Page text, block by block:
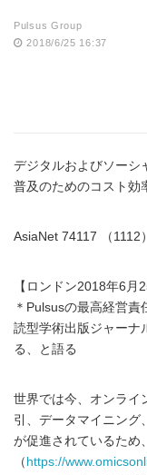
Pulsus Group
2018/6/25 16:37
デジタルおよびソーシ
普及のためのコスト効
AsiaNet 74117 （1112）
【ロンドン2018年6月
＊Pulsusの最高経営
読型学術出版ジャーナ
る、と語る
世界では今、オンライ
引、データマイニング
が促進されているため
（ https://